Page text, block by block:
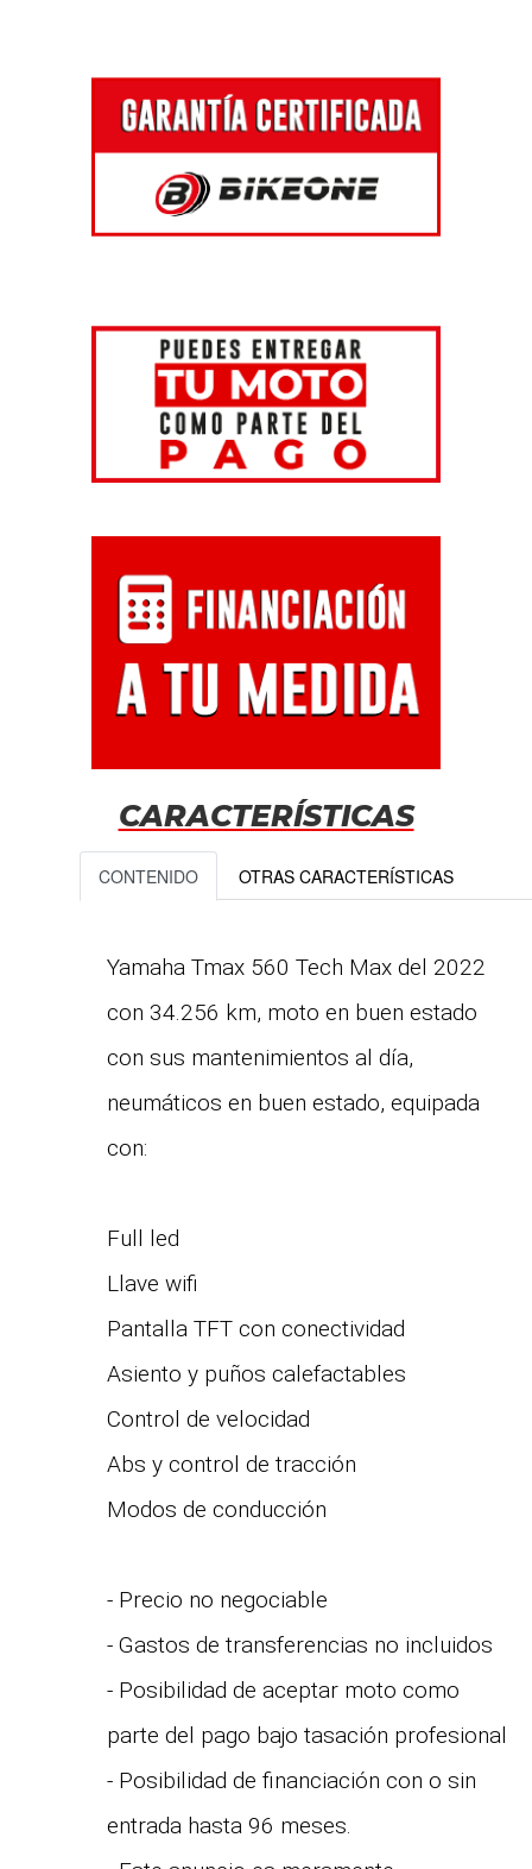
CARACTERÍSTICAS
CONTENIDO OTRAS CARACTERÍSTICAS
Yamaha Tmax 560 Tech Max del 2022
con 34.256 km, moto en buen estado
con sus mantenimientos al día,
neumáticos en buen estado, equipada
con:
Full led
Llave wifi
Pantalla TFT con conectividad
Asiento y puños calefactables
Control de velocidad
Abs y control de tracción
Modos de conducción
- Precio no negociable
- Gastos de transferencias no incluidos
- Posibilidad de aceptar moto como
parte del pago bajo tasación profesional
- Posibilidad de financiación con o sin
entrada hasta 96 meses.